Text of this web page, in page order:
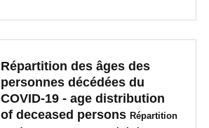
Répartition des âges des
personnes décédées du
COVID-19 - age distribution
of deceased persons Répartition